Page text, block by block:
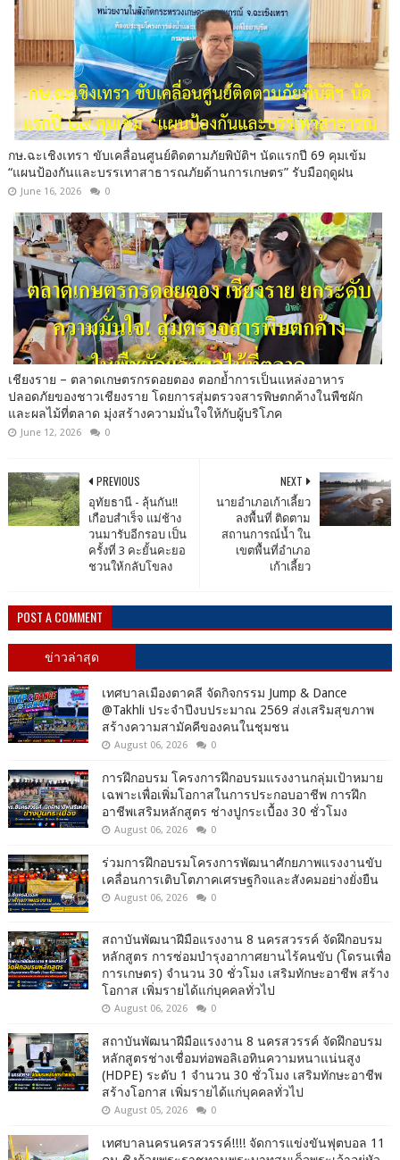
กษ.ฉะเชิงเทรา ขับเคลื่อนศูนย์ติดตามภัยพิบัติฯ นัดแรกปี 69 คุมเข้ม
“แผนป้องกันและบรรเทาสาธารณภัยด้านการเกษตร” รับมือฤดูฝน
June 16, 2026 0
เชียงราย – ตลาดเกษตรกรดอยตอง ตอกย้ำการเป็นแหล่งอาหาร
ปลอดภัยของชาวเชียงราย โดยการสุ่มตรวจสารพิษตกค้างในพืชผัก
และผลไม้ที่ตลาด มุ่งสร้างความมั่นใจให้กับผู้บริโภค
June 12, 2026 0
NEXT
นายอำเภอเก้าเลี้ยว
ลงพื้นที่ ติดตาม
สถานการณ์น้ำ ใน
เขตพื้นที่อำเภอ
เก้าเลี้ยว
PREVIOUS
อุทัยธานี - ลุ้นกัน!!
เกือบสำเร็จ แม่ช้าง
วนมารับอีกรอบ เป็น
ครั้งที่ 3 คะยั้นคะยอ
ชวนให้กลับโขลง
POST A COMMENT
ข่าวล่าสุด
เทศบาลเมืองตาคลี จัดกิจกรรม Jump & Dance
@Takhli ประจำปีงบประมาณ 2569 ส่งเสริมสุขภาพ
สร้างความสามัคคีของคนในชุมชน
August 06, 2026 0
การฝึกอบรม โครงการฝึกอบรมแรงงานกลุ่มเป้าหมาย
เฉพาะเพื่อเพิ่มโอกาสในการประกอบอาชีพ การฝึก
อาชีพเสริมหลักสูตร ช่างปูกระเบื้อง 30 ชั่วโมง
August 06, 2026 0
ร่วมการฝึกอบรมโครงการพัฒนาศักยภาพแรงงานขับ
เคลื่อนการเติบโตภาคเศรษฐกิจและสังคมอย่างยั่งยืน
August 06, 2026 0
สถาบันพัฒนาฝีมือแรงงาน 8 นครสวรรค์ จัดฝึกอบรม
หลักสูตร การซ่อมบำรุงอากาศยานไร้คนขับ (โดรนเพื่อ
การเกษตร) จำนวน 30 ชั่วโมง เสริมทักษะอาชีพ สร้าง
โอกาส เพิ่มรายได้แก่บุคคลทั่วไป
August 06, 2026 0
สถาบันพัฒนาฝีมือแรงงาน 8 นครสวรรค์ จัดฝึกอบรม
หลักสูตรช่างเชื่อมท่อพอลิเอทินความหนาแน่นสูง
(HDPE) ระดับ 1 จำนวน 30 ชั่วโมง เสริมทักษะอาชีพ
สร้างโอกาส เพิ่มรายได้แก่บุคคลทั่วไป
August 05, 2026 0
เทศบาลนครนครสวรรค์!!!! จัดการแข่งขันฟุตบอล 11